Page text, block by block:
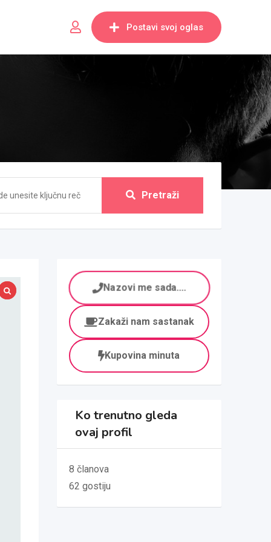
Postavi svoj oglas
Pretraži
Nazovi me sada....
Zakaži nam sastanak
Kupovina minuta
Ko trenutno gleda
ovaj profil
8 članova
62 gostiju